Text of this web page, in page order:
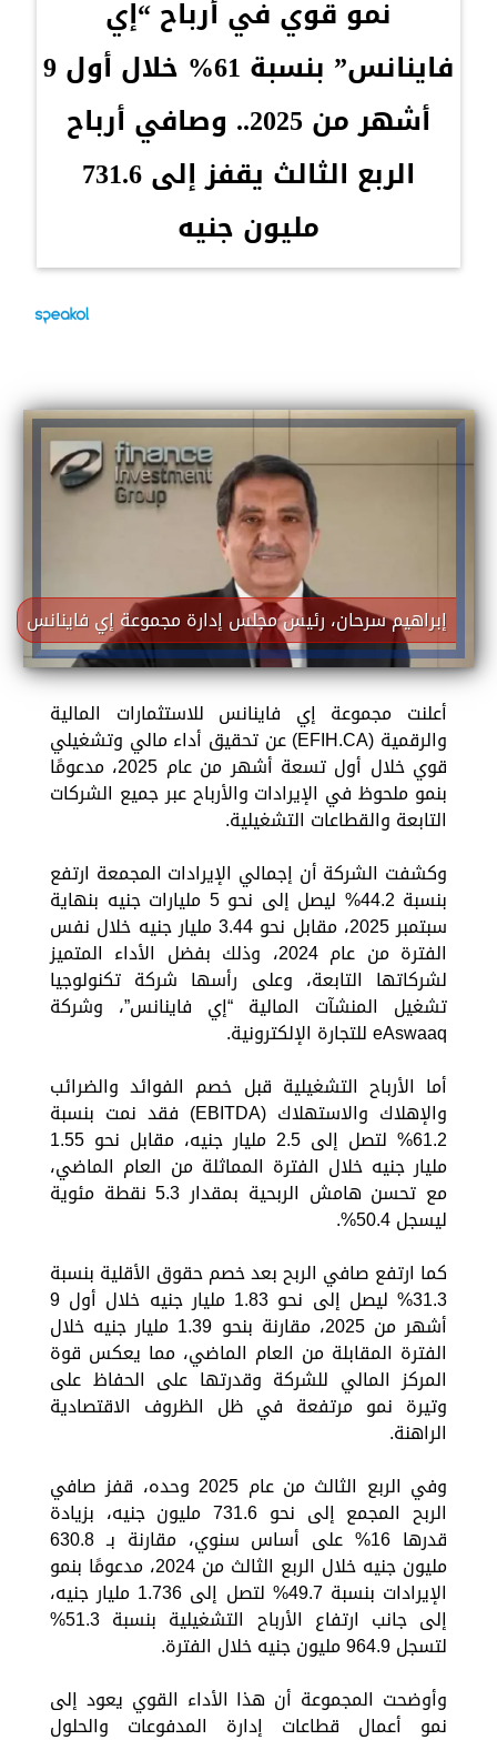
نمو قوي في أرباح “إي
فاينانس” بنسبة 61% خلال أول 9
أشهر من 2025.. وصافي أرباح
الربع الثالث يقفز إلى 731.6
مليون جنيه
إبراهيم سرحان، رئيس مجلس إدارة مجموعة إي فاينانس
أعلنت مجموعة إي فاينانس للاستثمارات المالية
والرقمية (EFIH.CA) عن تحقيق أداء مالي وتشغيلي
قوي خلال أول تسعة أشهر من عام 2025، مدعومًا
بنمو ملحوظ في الإيرادات والأرباح عبر جميع الشركات
التابعة والقطاعات التشغيلية.
وكشفت الشركة أن إجمالي الإيرادات المجمعة ارتفع
بنسبة 44.2% ليصل إلى نحو 5 مليارات جنيه بنهاية
سبتمبر 2025، مقابل نحو 3.44 مليار جنيه خلال نفس
الفترة من عام 2024، وذلك بفضل الأداء المتميز
لشركاتها التابعة، وعلى رأسها شركة تكنولوجيا
تشغيل المنشآت المالية “إي فاينانس”، وشركة
eAswaaq للتجارة الإلكترونية.
أما الأرباح التشغيلية قبل خصم الفوائد والضرائب
والإهلاك والاستهلاك (EBITDA) فقد نمت بنسبة
61.2% لتصل إلى 2.5 مليار جنيه، مقابل نحو 1.55
مليار جنيه خلال الفترة المماثلة من العام الماضي،
مع تحسن هامش الربحية بمقدار 5.3 نقطة مئوية
ليسجل 50.4%.
كما ارتفع صافي الربح بعد خصم حقوق الأقلية بنسبة
31.3% ليصل إلى نحو 1.83 مليار جنيه خلال أول 9
أشهر من 2025، مقارنة بنحو 1.39 مليار جنيه خلال
الفترة المقابلة من العام الماضي، مما يعكس قوة
المركز المالي للشركة وقدرتها على الحفاظ على
وتيرة نمو مرتفعة في ظل الظروف الاقتصادية
الراهنة.
وفي الربع الثالث من عام 2025 وحده، قفز صافي
الربح المجمع إلى نحو 731.6 مليون جنيه، بزيادة
قدرها 16% على أساس سنوي، مقارنة بـ 630.8
مليون جنيه خلال الربع الثالث من 2024، مدعومًا بنمو
الإيرادات بنسبة 49.7% لتصل إلى 1.736 مليار جنيه،
إلى جانب ارتفاع الأرباح التشغيلية بنسبة 51.3%
لتسجل 964.9 مليون جنيه خلال الفترة.
وأوضحت المجموعة أن هذا الأداء القوي يعود إلى
نمو أعمال قطاعات إدارة المدفوعات والحلول